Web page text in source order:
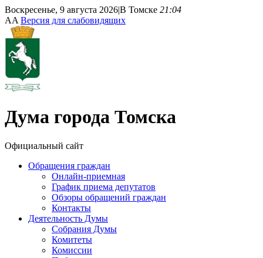
Воскресенье, 9 августа 2026|В Томске 21:04
AA Версия для слабовидящих
Дума города Томска
Официальный сайт
Обращения граждан
Онлайн-приемная
График приема депутатов
Обзоры обращений граждан
Контакты
Деятельность Думы
Собрания Думы
Комитеты
Комиссии